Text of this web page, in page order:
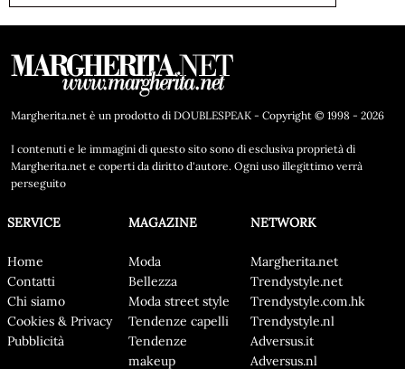
Margherita.net è un prodotto di DOUBLESPEAK - Copyright © 1998 - 2026
I contenuti e le immagini di questo sito sono di esclusiva proprietà di
Margherita.net e coperti da diritto d'autore. Ogni uso illegittimo verrà
perseguito
SERVICE
Home
Contatti
Chi siamo
Cookies & Privacy
Pubblicità
MAGAZINE
Moda
Bellezza
Moda street style
Tendenze capelli
Tendenze
makeup
NETWORK
Margherita.net
Trendystyle.net
Trendystyle.com.hk
Trendystyle.nl
Adversus.it
Adversus.nl